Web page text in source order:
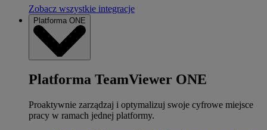
Zobacz wszystkie integracje
Platforma ONE
Platforma TeamViewer ONE
Proaktywnie zarządzaj i optymalizuj swoje cyfrowe miejsce
pracy w ramach jednej platformy.